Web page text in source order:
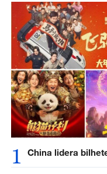
1 China lidera